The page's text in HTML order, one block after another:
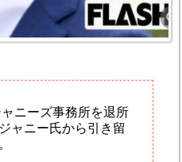
ニーズ事務所を退所
ャニー氏から引き留